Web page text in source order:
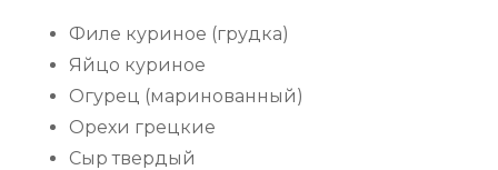
Филе куриное (грудка)
Яйцо куриное
Огурец (маринованный)
Орехи грецкие
Сыр твердый